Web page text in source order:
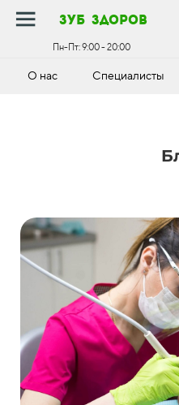
зуб здоров
Пн-Пт:9:00 - 20:00
О нас Специалисты